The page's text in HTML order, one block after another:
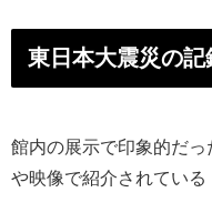
東日本大震災の記
館内の展示で印象的だ
や映像で紹介されている